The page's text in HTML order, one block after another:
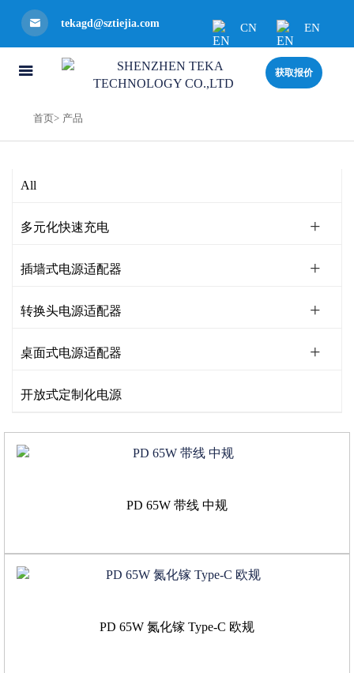
tekagd@sztiejia.com CN EN
获取报价
首页> 产品
All
多元化快速充电
插墙式电源适配器
转换头电源适配器
桌面式电源适配器
开放式定制化电源
PD 65W 带线 中规
PD 65W 氮化镓 Type-C 欧规